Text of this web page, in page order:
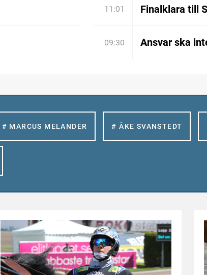
11:01 Finalklara till
09:30 Ansvar ska
# MARCUS MELANDER # ÅKE SVANSTEDT